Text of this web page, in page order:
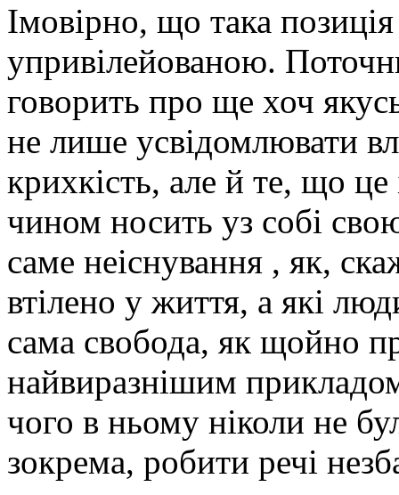
Імовірно, що така
упривілейованою.
говорить про ще хоч
не лише усвідомлювати
крихкість, але й те, що
чином носить уз собі
саме неіснування , як,
втілено у життя, а які
сама свобода, як щойно
найвиразнішим
чого в ньому ніколи не
зокрема, робити речі